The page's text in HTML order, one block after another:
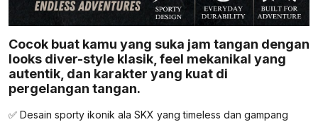
Cocok buat kamu yang suka jam tangan dengan
looks diver-style klasik, feel mekanikal yang
autentik, dan karakter yang kuat di
pergelangan tangan.
✅ Desain sporty ikonik ala SKX yang timeless dan gampang